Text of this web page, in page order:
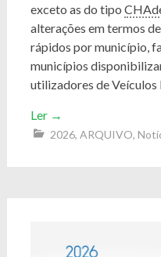
exceto as do tipo
alterações em termos
rápidos por município,
municípios
utilizadores de Veículos
Ler →
2026, ARQUIVO,